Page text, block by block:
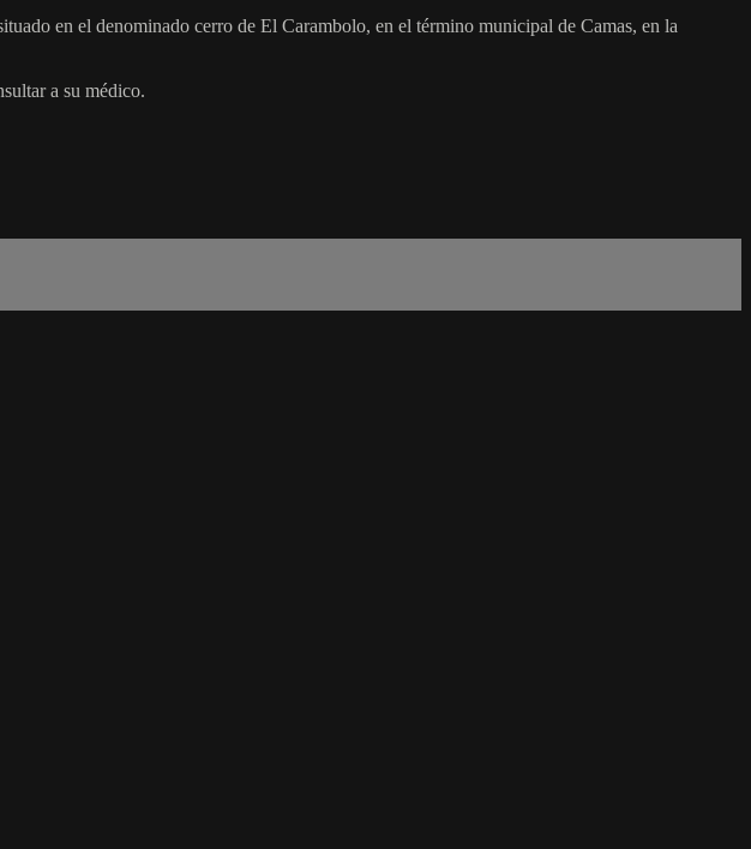
en el denominado cerro de El Carambolo, en el término municipal de Camas, en la
a su médico.